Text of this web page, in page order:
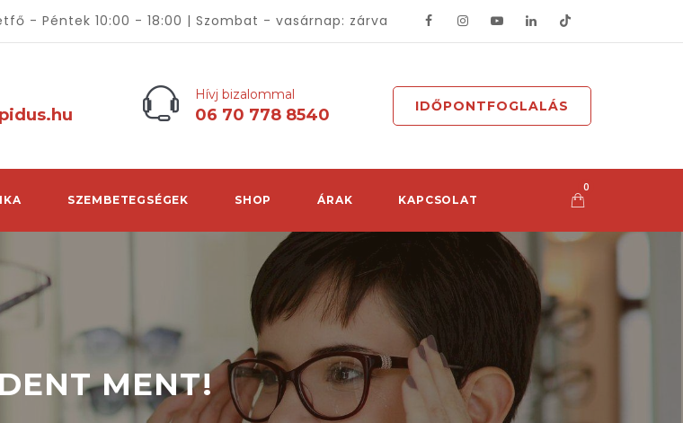
- Péntek 10:00 - 18:00 | Szombat - vasárnap: zárva
Hívj bizalommal
06 70 778 8540 IDŐPONTFOGLALÁS
SZEMBETEGSÉGEK SHOP ÁRAK KAPCSOLAT
0
MENT!